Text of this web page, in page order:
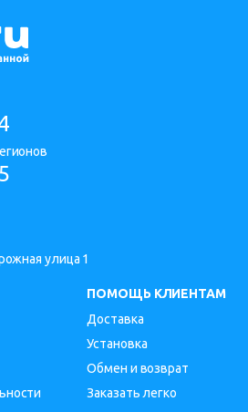
улица 1
ПОМОЩЬ КЛИЕНТАМ
Доставка
Установка
Обмен и возврат
Заказать легко